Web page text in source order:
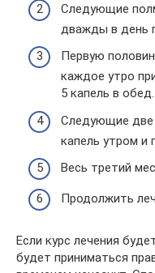
Следующие
дважды в день
Первую
каждое утро
5 капель в обед.
Следующие две
капель утром и
Весь третий
Продолжить
Если курс лечения
будет приниматься